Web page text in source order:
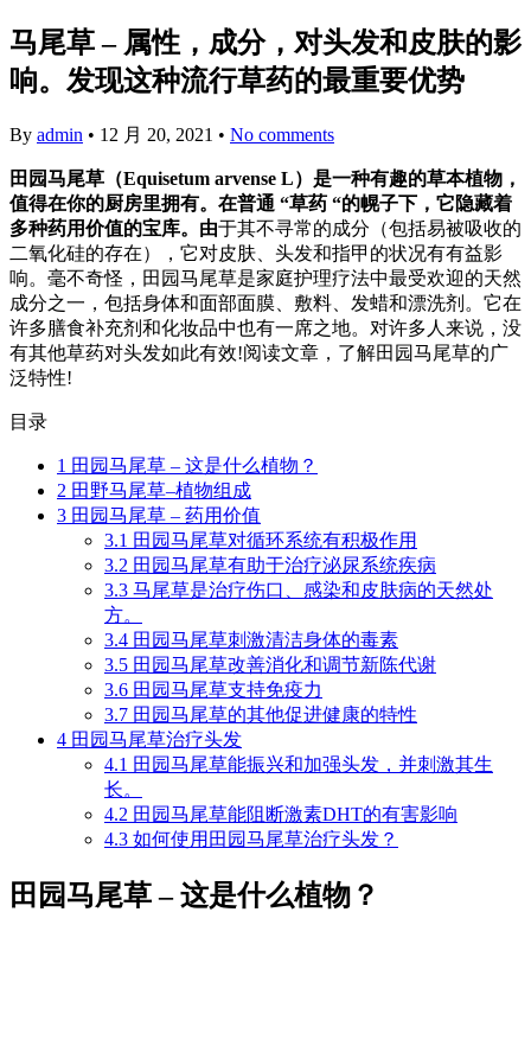
马尾草 – 属性，成分，对头发和皮肤的影
响。发现这种流行草药的最重要优势
By admin • 12 月 20, 2021 • No comments
田园马尾草（Equisetum arvense L）是一种有趣的草本植物，
值得在你的厨房里拥有。在普通 “草药 “的幌子下，它隐藏着
多种药用价值的宝库。由于其不寻常的成分（包括易被吸收的
二氧化硅的存在），它对皮肤、头发和指甲的状况有有益影
响。毫不奇怪，田园马尾草是家庭护理疗法中最受欢迎的天然
成分之一，包括身体和面部面膜、敷料、发蜡和漂洗剂。它在
许多膳食补充剂和化妆品中也有一席之地。对许多人来说，没
有其他草药对头发如此有效!阅读文章，了解田园马尾草的广
泛特性!
目录
1 田园马尾草 – 这是什么植物？
2 田野马尾草–植物组成
3 田园马尾草 – 药用价值
3.1 田园马尾草对循环系统有积极作用
3.2 田园马尾草有助于治疗泌尿系统疾病
3.3 马尾草是治疗伤口、感染和皮肤病的天然处
方。
3.4 田园马尾草刺激清洁身体的毒素
3.5 田园马尾草改善消化和调节新陈代谢
3.6 田园马尾草支持免疫力
3.7 田园马尾草的其他促进健康的特性
4 田园马尾草治疗头发
4.1 田园马尾草能振兴和加强头发，并刺激其生
长。
4.2 田园马尾草能阻断激素DHT的有害影响
4.3 如何使用田园马尾草治疗头发？
田园马尾草 – 这是什么植物？